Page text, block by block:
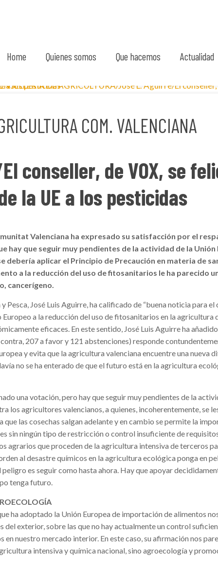
Home Quienes somos Que hacemos Actualidad
COM. VALENCIANA
conseller, de VOX, se
la UE a los pesticidas
Valenciana ha expresado su satisfacción por el
hay que seguir muy pendientes de la actividad de la Unión
debería aplicar el Principio de Precaución en materia de
a la reducción del uso de fitosanitarios le ha parecido
cancerígeno.
Pesca, José Luis Aguirre, ha calificado de “buena noticia para el
a la reducción del uso de fitosanitarios en la agricultura
eficaces. En este sentido, José Luis Aguirre ha
207 a favor y 121 abstenciones) responde
y evita que la agricultura valenciana encuentre una nueva
no se ha enterado de que el futuro está en la agricultura
una votación, pero hay que seguir muy pendientes de la
los agricultores valencianos, a quienes, incoherentemente, se
las cosechas salgan adelante y en cambio se permite la
sin ningún tipo de restricción o control insuficiente de
agrarios que proceden de la agricultura intensiva de terceros
al desastre químicos en la agricultura ecológica ponga en
es seguir como hasta ahora. Hay que apoyar
tenga futuro.
ha adoptado la Unión Europea de importación de alimentos
del exterior, sobre las que no hay actualmente un control
nuestro mercado interior. En este caso, su afirmación nos
intensiva y química nacional, sino agroecología y